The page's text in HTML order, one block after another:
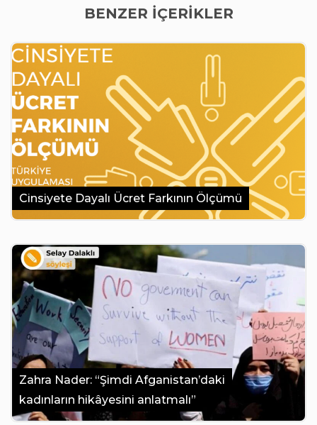
BENZER İÇERİKLER
Cinsiyete Dayalı Ücret Farkının Ölçümü
Zahra Nader: “Şimdi Afganistan’daki
kadınların hikâyesini anlatmalı”